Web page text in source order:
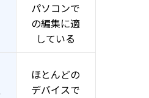
パソコンで
の編集に適
している
ほとんどの
デバイスで